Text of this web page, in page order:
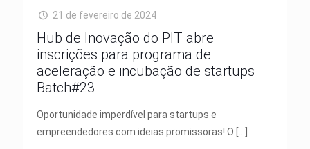
21 de fevereiro de 2024
Hub de Inovação do PIT abre
inscrições para programa de
aceleração e incubação de startups
Batch#23
Oportunidade imperdível para startups e
empreendedores com ideias promissoras! O